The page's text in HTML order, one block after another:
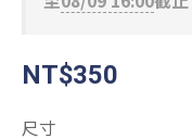
NT$350
尺寸